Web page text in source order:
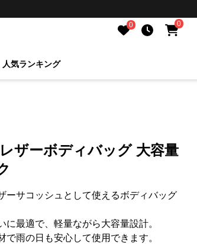
0 0
人気ランキング
ザーボディバッグ 大容量
ーサコッシュとして使えるボディバッグ
に最適で、軽量ながら大容量設計。
で雨の日も安心して使用できます。